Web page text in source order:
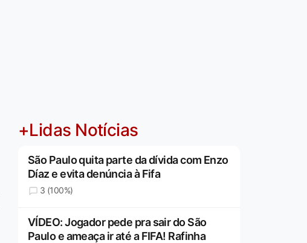
+Lidas Notícias
São Paulo quita parte da dívida com Enzo
Díaz e evita denúncia à Fifa
3 (100%)
VÍDEO: Jogador pede pra sair do São
Paulo e ameaça ir até a FIFA! Rafinha